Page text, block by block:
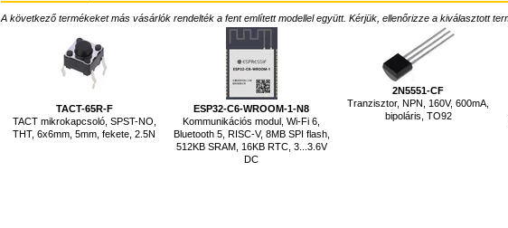
A következő termékeket más vásárlók rendelték a fent említett modellel együtt. Kérjük, ellenőrizze a kiválasztott
TACT-65R-F
TACT mikrokapcsoló, SPST-NO,
THT, 6x6mm, 5mm, fekete, 2.5N
ESP32-C6-WROOM-1-N8
Kommunikációs modul, Wi-Fi 6,
Bluetooth 5, RISC-V, 8MB SPI flash,
512KB SRAM, 16KB RTC, 3...3.6V
DC
2N5551-CF
Tranzisztor, NPN, 160V, 600mA,
bipoláris, TO92